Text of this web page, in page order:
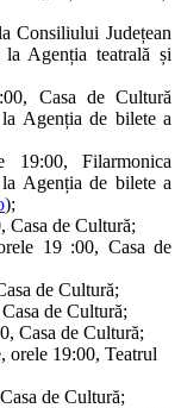
Consiliului Județean
Agenția teatrală și
Casa de Cultură
Agenția de bilete a
19:00, Filarmonica
Agenția de bilete a
);
Casa de Cultură;
19 :00, Casa de
de Cultură;
de Cultură;
Casa de Cultură;
orele 19:00, Teatrul
de Cultură;